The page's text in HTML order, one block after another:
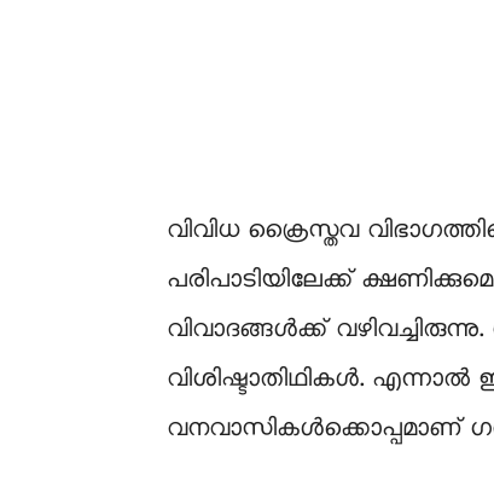
വിവിധ ക്രൈസ്തവ
പരിപാടിയിലേക്ക്
വിവാദങ്ങൾക്ക്
വിശിഷ്ടാതിഥികൾ. എന്നാൽ